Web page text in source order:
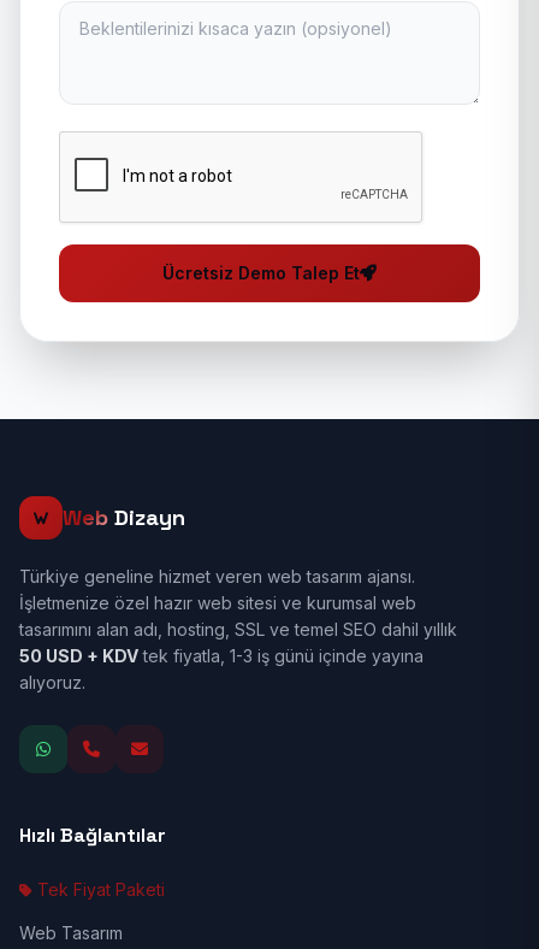
Ücretsiz Demo Talep Et
Web Dizayn
Türkiye geneline hizmet veren web tasarım ajansı.
İşletmenize özel hazır web sitesi ve kurumsal web
tasarımını alan adı, hosting, SSL ve temel SEO dahil yıllık
50 USD + KDVtek fiyatla, 1-3 iş günü içinde yayına
alıyoruz.
Hızlı Bağlantılar
Tek Fiyat Paketi
Web Tasarım